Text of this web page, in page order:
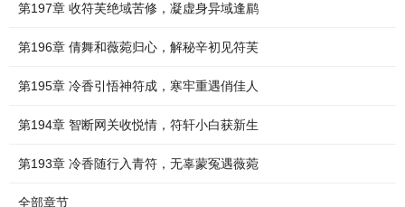
第197章 收符芙绝域苦修，凝虚身异域逢鹛
第196章 倩舞和薇菀归心，解秘辛初见符芙
第195章 冷香引悟神符成，寒牢重遇俏佳人
第194章 智断网关收悦情，符轩小白获新生
第193章 冷香随行入青符，无辜蒙冤遇薇菀
全部章节